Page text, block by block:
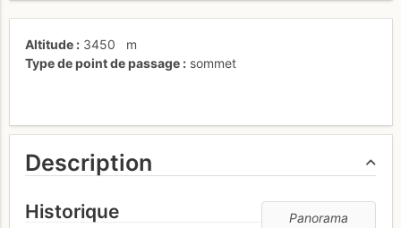
Altitude 3450
m
Type de point de passage
sommet
Description
Panorama
Historique